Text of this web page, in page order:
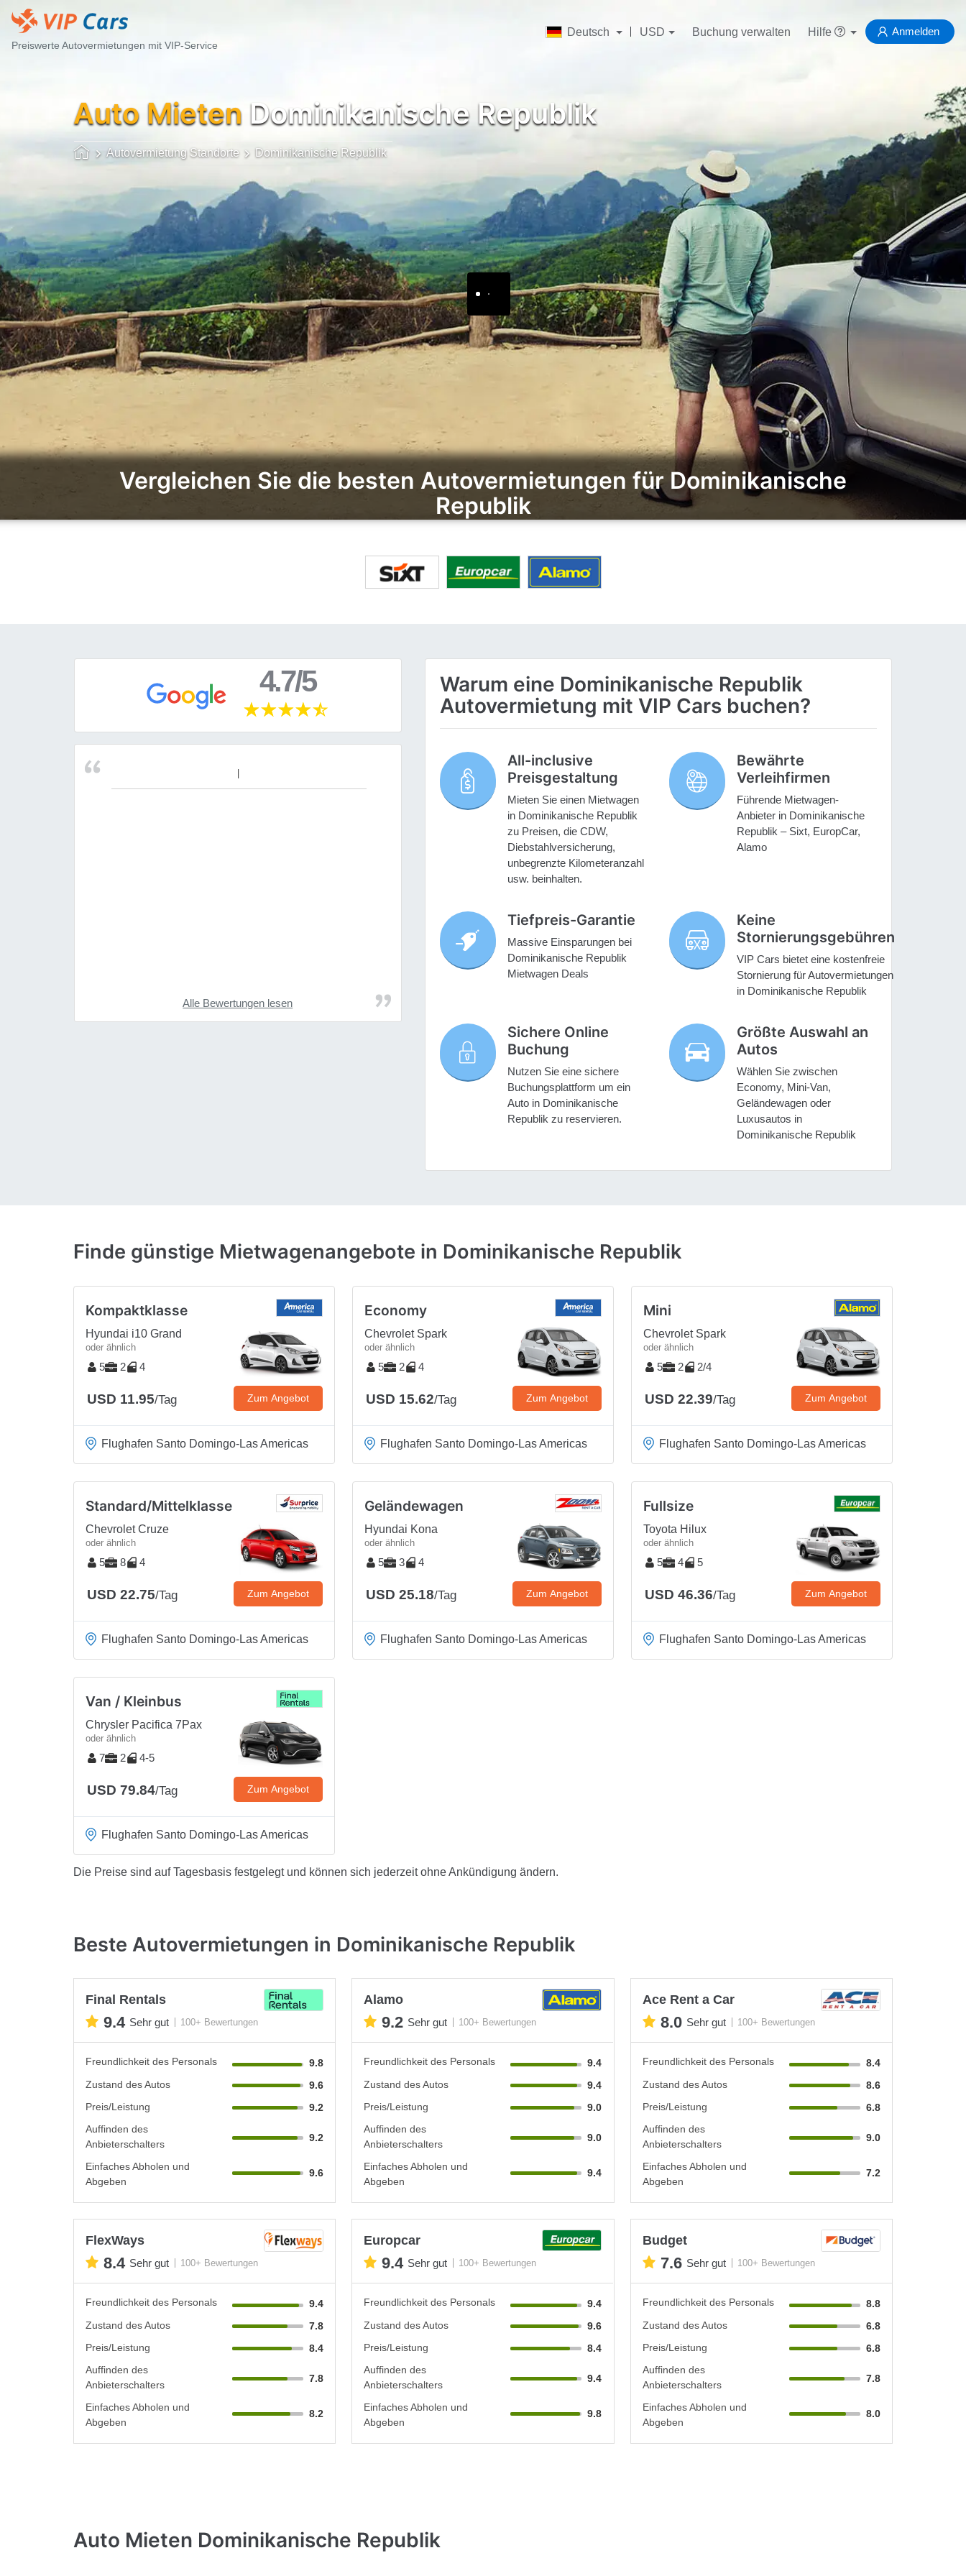
Preiswerte Autovermietungen mit VIP-Service
Deutsch USD Buchung verwalten Hilfe Anmelden
Auto Mieten Dominikanische Republik
Autovermietung Standorte Dominikanische Republik
Vergleichen Sie die besten Autovermietungen für Dominikanische
Republik
4.7/5
Alle Bewertungen lesen
Warum eine Dominikanische Republik
Autovermietung mit VIP Cars buchen?
All-inclusive
Preisgestaltung
Mieten Sie einen Mietwagen
in Dominikanische Republik
zu Preisen, die CDW,
Diebstahlversicherung,
unbegrenzte Kilometeranzahl
usw. beinhalten.
Bewährte
Verleihfirmen
Führende Mietwagen-
Anbieter in Dominikanische
Republik – Sixt, EuropCar,
Alamo
Tiefpreis-Garantie
Massive Einsparungen bei
Dominikanische Republik
Mietwagen Deals
Keine
Stornierungsgebühren
VIP Cars bietet eine kostenfreie
Stornierung für Autovermietungen
in Dominikanische Republik
Sichere Online
Buchung
Nutzen Sie eine sichere
Buchungsplattform um ein
Auto in Dominikanische
Republik zu reservieren.
Größte Auswahl an
Autos
Wählen Sie zwischen
Economy, Mini-Van,
Geländewagen oder
Luxusautos in
Dominikanische Republik
Finde günstige Mietwagenangebote in Dominikanische Republik
Kompaktklasse
Hyundai i10 Grand
oder ähnlich
5 2 4
USD 11.95/Tag Zum Angebot
Flughafen Santo Domingo-Las Americas
Economy
Chevrolet Spark
oder ähnlich
5 2 4
USD 15.62/Tag Zum Angebot
Flughafen Santo Domingo-Las Americas
Mini
Chevrolet Spark
oder ähnlich
5 2 2/4
USD 22.39/Tag Zum Angebot
Flughafen Santo Domingo-Las Americas
Standard/Mittelklasse
Chevrolet Cruze
oder ähnlich
5 8 4
USD 22.75/Tag Zum Angebot
Flughafen Santo Domingo-Las Americas
Geländewagen
Hyundai Kona
oder ähnlich
5 3 4
USD 25.18/Tag Zum Angebot
Flughafen Santo Domingo-Las Americas
Fullsize
Toyota Hilux
oder ähnlich
5 4 5
USD 46.36/Tag Zum Angebot
Flughafen Santo Domingo-Las Americas
Van / Kleinbus
Chrysler Pacifica 7Pax
oder ähnlich
7 2 4-5
USD 79.84/Tag Zum Angebot
Flughafen Santo Domingo-Las Americas
Die Preise sind auf Tagesbasis festgelegt und können sich jederzeit ohne Ankündigung ändern.
Beste Autovermietungen in Dominikanische Republik
Final Rentals
9.4 Sehr gut 100+ Bewertungen
Freundlichkeit des Personals
9.8
Zustand des Autos
9.6
Preis/Leistung
9.2
Auffinden des
Anbieterschalters
9.2
Einfaches Abholen und
Abgeben
9.6
Alamo
9.2 Sehr gut 100+ Bewertungen
Freundlichkeit des Personals
9.4
Zustand des Autos
9.4
Preis/Leistung
9.0
Auffinden des
Anbieterschalters
9.0
Einfaches Abholen und
Abgeben
9.4
Ace Rent a Car
8.0 Sehr gut 100+ Bewertungen
Freundlichkeit des Personals
8.4
Zustand des Autos
8.6
Preis/Leistung
6.8
Auffinden des
Anbieterschalters
9.0
Einfaches Abholen und
Abgeben
7.2
FlexWays
8.4 Sehr gut 100+ Bewertungen
Freundlichkeit des Personals
9.4
Zustand des Autos
7.8
Preis/Leistung
8.4
Auffinden des
Anbieterschalters
7.8
Einfaches Abholen und
Abgeben
8.2
Europcar
9.4 Sehr gut 100+ Bewertungen
Freundlichkeit des Personals
9.4
Zustand des Autos
9.6
Preis/Leistung
8.4
Auffinden des
Anbieterschalters
9.4
Einfaches Abholen und
Abgeben
9.8
Budget
7.6 Sehr gut 100+ Bewertungen
Freundlichkeit des Personals
8.8
Zustand des Autos
6.8
Preis/Leistung
6.8
Auffinden des
Anbieterschalters
7.8
Einfaches Abholen und
Abgeben
8.0
Auto Mieten Dominikanische Republik